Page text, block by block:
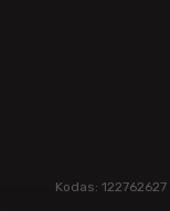
Kodas: 122762627 |